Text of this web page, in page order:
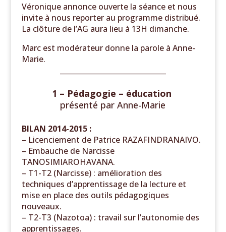
Véronique annonce ouverte la séance et nous
invite à nous reporter au programme distribué.
La clôture de l’AG aura lieu à 13H dimanche.
Marc est modérateur donne la parole à Anne-
Marie.
1 – Pédagogie – éducation
présenté par Anne-Marie
BILAN 2014-2015 :
– Licenciement de Patrice RAZAFINDRANAIVO.
– Embauche de Narcisse
TANOSIMIAROHAVANA.
– T1-T2 (Narcisse) : amélioration des
techniques d’apprentissage de la lecture et
mise en place des outils pédagogiques
nouveaux.
– T2-T3 (Nazotoa) : travail sur l’autonomie des
apprentissages.